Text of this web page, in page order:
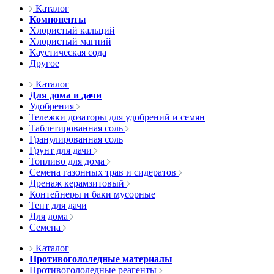
Каталог
Компоненты
Хлористый кальций
Хлористый магний
Каустическая сода
Другое
Каталог
Для дома и дачи
Удобрения
Тележки дозаторы для удобрений и семян
Таблетированная соль
Гранулированная соль
Грунт для дачи
Топливо для дома
Семена газонных трав и сидератов
Дренаж керамзитовый
Контейнеры и баки мусорные
Тент для дачи
Для дома
Семена
Каталог
Противогололедные материалы
Противогололедные реагенты